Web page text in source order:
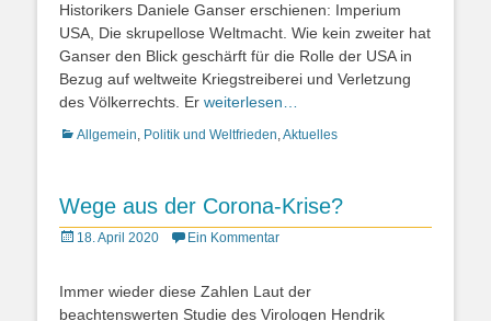
Historikers Daniele Ganser erschienen: Imperium
USA, Die skrupellose Weltmacht. Wie kein zweiter hat
Ganser den Blick geschärft für die Rolle der USA in
Bezug auf weltweite Kriegstreiberei und Verletzung
des Völkerrechts. Er weiterlesen…
Kategorien
Allgemein, Politik und Weltfrieden,Aktuelles
Wege aus der Corona-Krise?
Posted
18. April 2020 Ein Kommentar
Immer wieder diese Zahlen Laut der
beachtenswerten Studie des Virologen Hendrik